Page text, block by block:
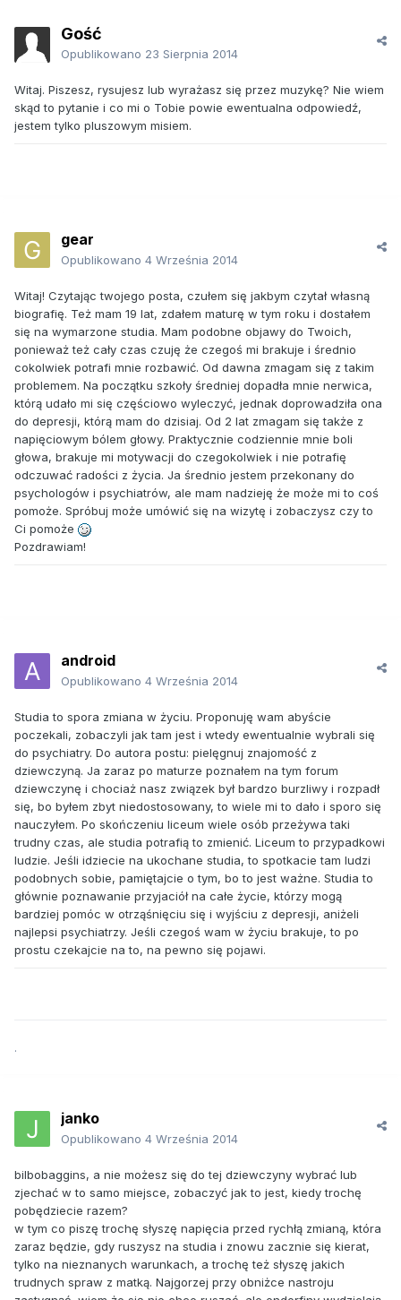
Gość
Opublikowano 23 Sierpnia 2014
Witaj. Piszesz, rysujesz lub wyrażasz się przez muzykę? Nie wiem
skąd to pytanie i co mi o Tobie powie ewentualna odpowiedź,
jestem tylko pluszowym misiem.
gear
Opublikowano 4 Września 2014
Witaj! Czytając twojego posta, czułem się jakbym czytał własną
biografię. Też mam 19 lat, zdałem maturę w tym roku i dostałem
się na wymarzone studia. Mam podobne objawy do Twoich,
ponieważ też cały czas czuję że czegoś mi brakuje i średnio
cokolwiek potrafi mnie rozbawić. Od dawna zmagam się z takim
problemem. Na początku szkoły średniej dopadła mnie nerwica,
którą udało mi się częściowo wyleczyć, jednak doprowadziła ona
do depresji, którą mam do dzisiaj. Od 2 lat zmagam się także z
napięciowym bólem głowy. Praktycznie codziennie mnie boli
głowa, brakuje mi motywacji do czegokolwiek i nie potrafię
odczuwać radości z życia. Ja średnio jestem przekonany do
psychologów i psychiatrów, ale mam nadzieję że może mi to coś
pomoże. Spróbuj może umówić się na wizytę i zobaczysz czy to
Ci pomoże
Pozdrawiam!
android
Opublikowano 4 Września 2014
Studia to spora zmiana w życiu. Proponuję wam abyście
poczekali, zobaczyli jak tam jest i wtedy ewentualnie wybrali się
do psychiatry. Do autora postu: pielęgnuj znajomość z
dziewczyną. Ja zaraz po maturze poznałem na tym forum
dziewczynę i chociaż nasz związek był bardzo burzliwy i rozpadł
się, bo byłem zbyt niedostosowany, to wiele mi to dało i sporo się
nauczyłem. Po skończeniu liceum wiele osób przeżywa taki
trudny czas, ale studia potrafią to zmienić. Liceum to przypadkowi
ludzie. Jeśli idziecie na ukochane studia, to spotkacie tam ludzi
podobnych sobie, pamiętajcie o tym, bo to jest ważne. Studia to
głównie poznawanie przyjaciół na całe życie, którzy mogą
bardziej pomóc w otrząśnięciu się i wyjściu z depresji, aniżeli
najlepsi psychiatrzy. Jeśli czegoś wam w życiu brakuje, to po
prostu czekajcie na to, na pewno się pojawi.
.
janko
Opublikowano 4 Września 2014
bilbobaggins, a nie możesz się do tej dziewczyny wybrać lub
zjechać w to samo miejsce, zobaczyć jak to jest, kiedy trochę
pobędziecie razem?
w tym co piszę trochę słyszę napięcia przed rychłą zmianą, która
zaraz będzie, gdy ruszysz na studia i znowu zacznie się kierat,
tylko na nieznanych warunkach, a trochę też słyszę jakich
trudnych spraw z matką. Najgorzej przy obniżce nastroju